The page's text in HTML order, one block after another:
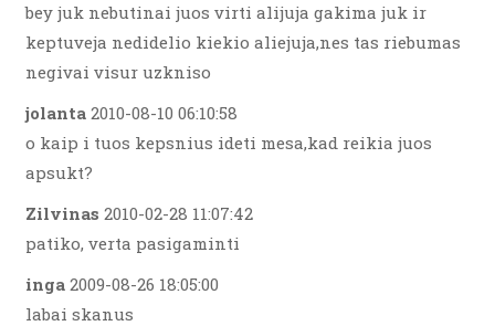
bey juk nebutinai juos virti alijuja gakima juk ir
keptuveja nedidelio kiekio aliejuja,nes tas riebumas
negivai visur uzkniso
jolanta 2010-08-10 06:10:58
o kaip i tuos kepsnius ideti mesa,kad reikia juos
apsukt?
Zilvinas 2010-02-28 11:07:42
patiko, verta pasigaminti
inga 2009-08-26 18:05:00
labai skanus